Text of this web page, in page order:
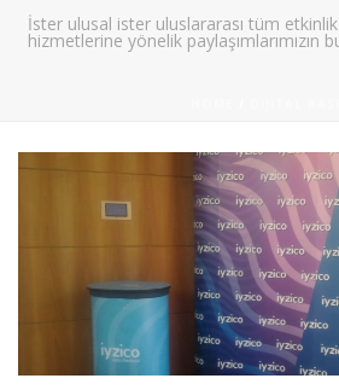
İster ulusal ister uluslararası tüm
hizmetlerine yönelik paylaşımlarımızın